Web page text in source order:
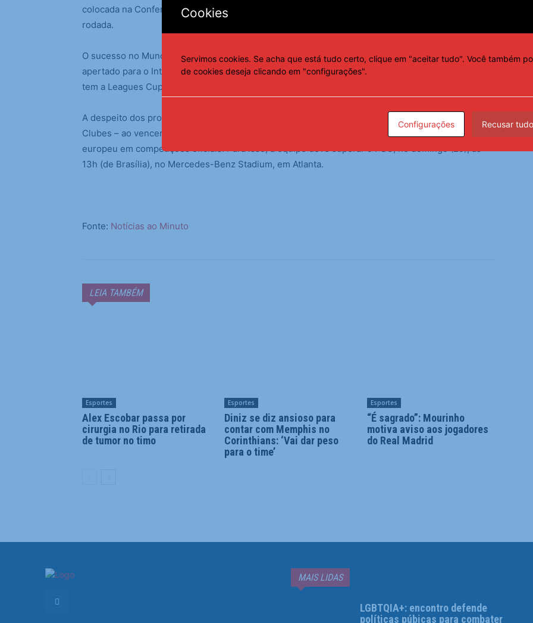
colocada na Conferência Leste, a equipe da Flórida terá três jogos a menos após a próxima
rodada.
O sucesso no Mundial de Clubes pode resultar em um fim de temporada com calendário muito
apertado para o Inter Miami. A equipe está na zona de classificação aos playoffs da MLS e ainda
tem a Leagues Cup para disputar.
A despeito dos problemas de calendário, o Inter Miami tenta seguir fazendo história no Mundial de
Clubes – ao vencer o Porto na primeira fase, a equipe se tornou a primeira da MLS a vencer um
europeu em competições oficiais. Para isso, a equipe deve superar o PSG, no domingo (29), às
13h (de Brasília), no Mercedes-Benz Stadium, em Atlanta.
Fonte: Notícias ao Minuto
LEIA TAMBÉM
Esportes
Alex Escobar passa por
cirurgia no Rio para retirada
de tumor no timo
Esportes
Diniz se diz ansioso para
contar com Memphis no
Corinthians: ‘Vai dar peso
para o time’
Esportes
“É sagrado”: Mourinho
motiva aviso aos jogadores
do Real Madrid
MAIS LIDAS
LGBTQIA+: encontro defende
políticas púbicas para combater
Cookies
Servimos cookies. Se acha que está tudo certo, clique em "aceitar tudo". Você também
de cookies deseja clicando em "configurações".
Configurações Recusar tudo